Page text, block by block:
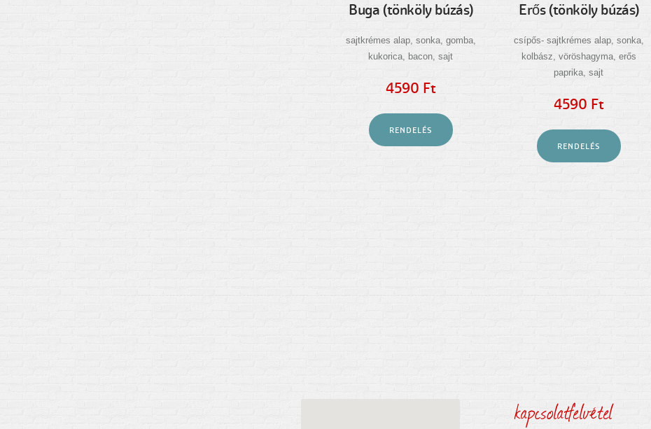
Buga (tönköly búzás)
sajtkrémes alap, sonka, gomba,
kukorica, bacon, sajt
4590 Ft
RENDELÉS
Erős (tönköly búzás)
csípős- sajtkrémes alap, sonka,
kolbász, vöröshagyma, erős
paprika, sajt
4590 Ft
RENDELÉS
kapcsolatfelvétel